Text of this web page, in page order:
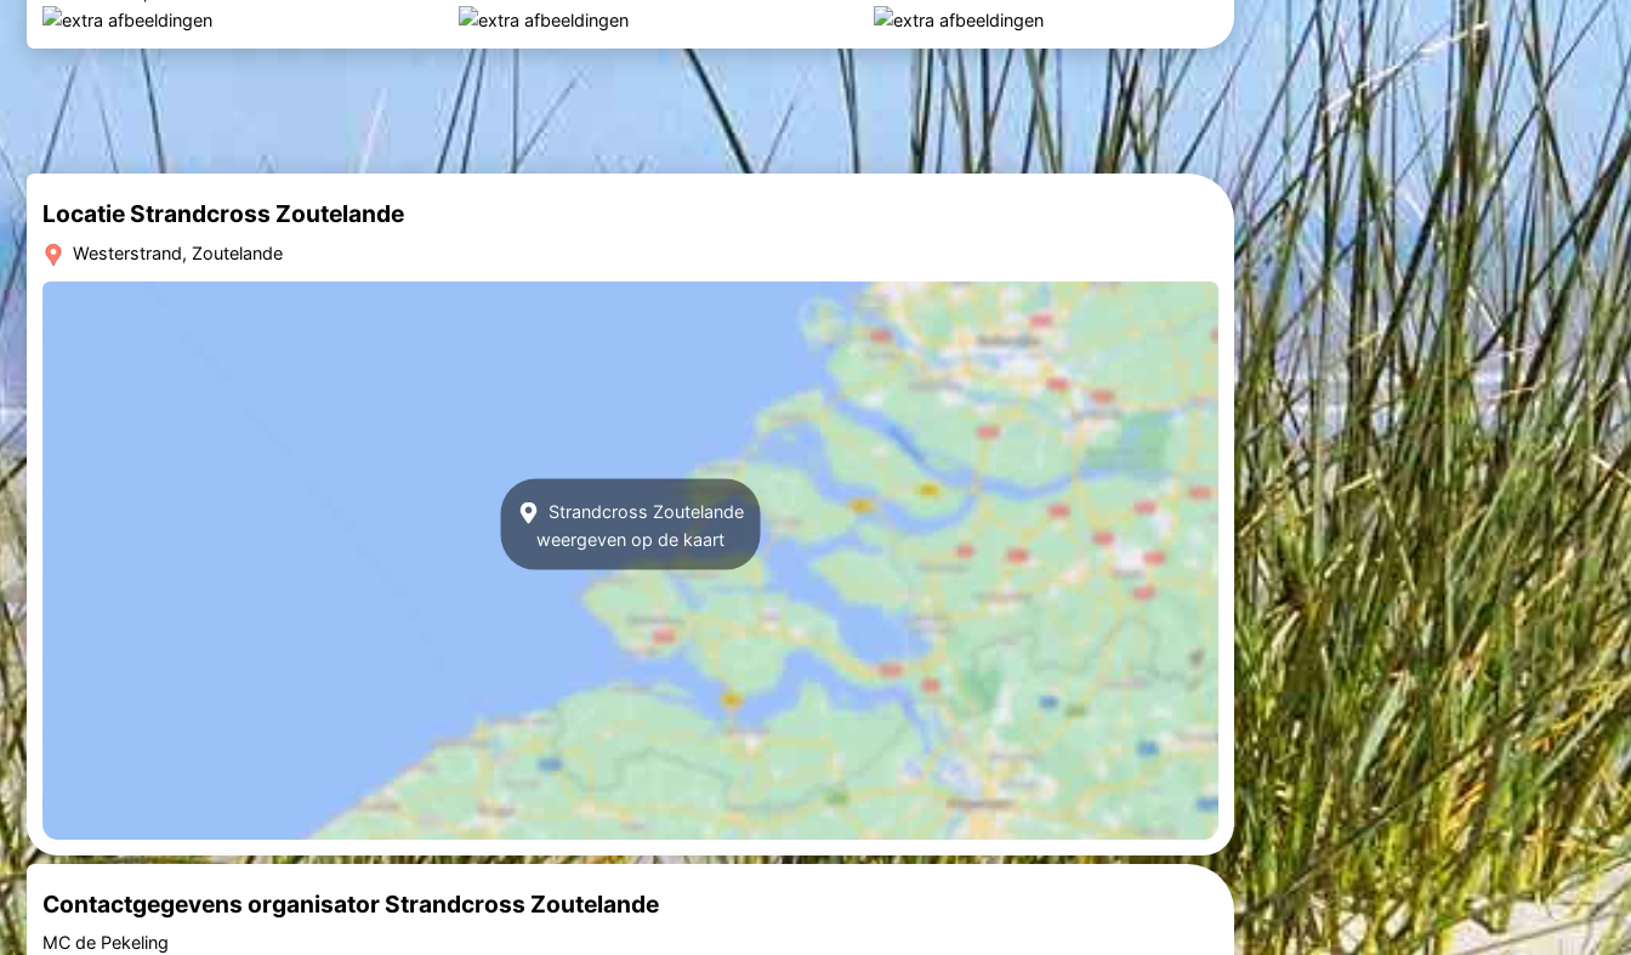
Locatie Strandcross Zoutelande
Westerstrand, Zoutelande
Strandcross Zoutelande
weergeven op de kaart
Contactgegevens organisator Strandcross Zoutelande
MC de Pekeling